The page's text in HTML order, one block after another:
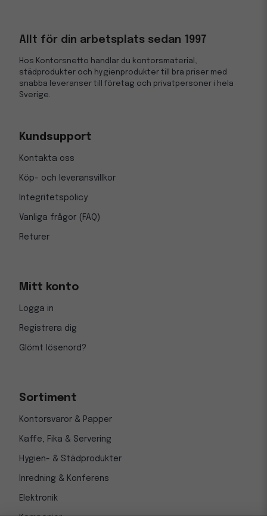
Allt för din arbetsplats sedan 1997
Hos Kontorsnetto handlar du kontorsmaterial,
städprodukter och hygienprodukter till bra priser med
snabba leveranser till företag och privatpersoner i hela
Sverige.
Kundsupport
Kontakta oss
Köp- och leveransvillkor
Integritetspolicy
Vanliga frågor (FAQ)
Returer
Mitt konto
Logga in
Registrera dig
Glömt lösenord?
Sortiment
Kontorsvaror & Papper
Kaffe, Fika & Servering
Hygien- & Städprodukter
Inredning & Konferens
Elektronik
Kampanjer